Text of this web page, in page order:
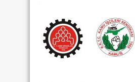
EKONOMİ
BAKANLIĞI
ÖNÜNDE
AÇIKLAMA
YAPACAK